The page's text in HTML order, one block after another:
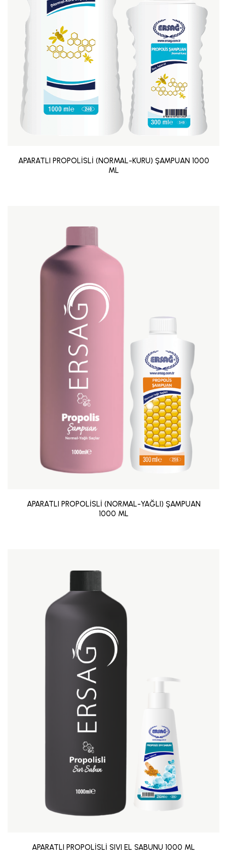
APARATLI PROPOLİSLİ (NORMAL-KURU) ŞAMPUAN 1000
ML
APARATLI PROPOLİSLİ (NORMAL-YAĞLI) ŞAMPUAN
1000 ML
APARATLI PROPOLİSLİ SIVI EL SABUNU 1000 ML